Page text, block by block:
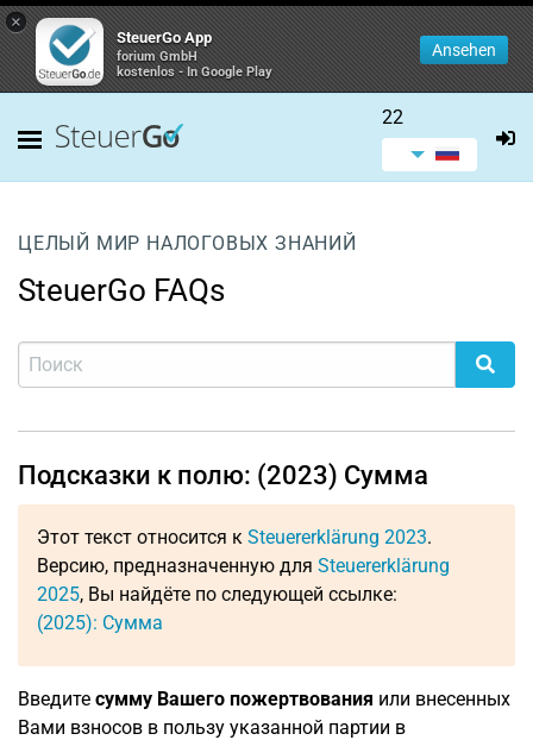
×
SteuerGo App
forium GmbH
kostenlos - In Google Play
Ansehen
22
ЦЕЛЫЙ МИР НАЛОГОВЫХ ЗНАНИЙ
SteuerGo FAQs
Подсказки к полю: (2023) Сумма
Этот текст относится к Steuererklärung 2023.
Версию, предназначенную для Steuererklärung
2025, Вы найдёте по следующей ссылке:
(2025): Сумма
Введите сумму Вашего пожертвования или внесенных
Вами взносов в пользу указанной партии в